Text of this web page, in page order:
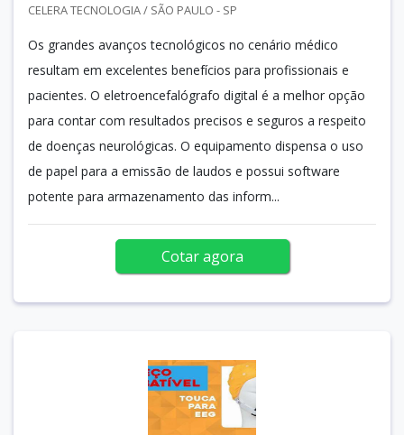
CELERA TECNOLOGIA / SÃO PAULO - SP
Os grandes avanços tecnológicos no cenário médico
resultam em excelentes benefícios para profissionais e
pacientes. O eletroencefalógrafo digital é a melhor opção
para contar com resultados precisos e seguros a respeito
de doenças neurológicas. O equipamento dispensa o uso
de papel para a emissão de laudos e possui software
potente para armazenamento das inform...
Cotar agora